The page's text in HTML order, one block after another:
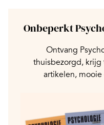
Onbeperkt
Ontvang
thuisbezorgd,
artikelen, mooie